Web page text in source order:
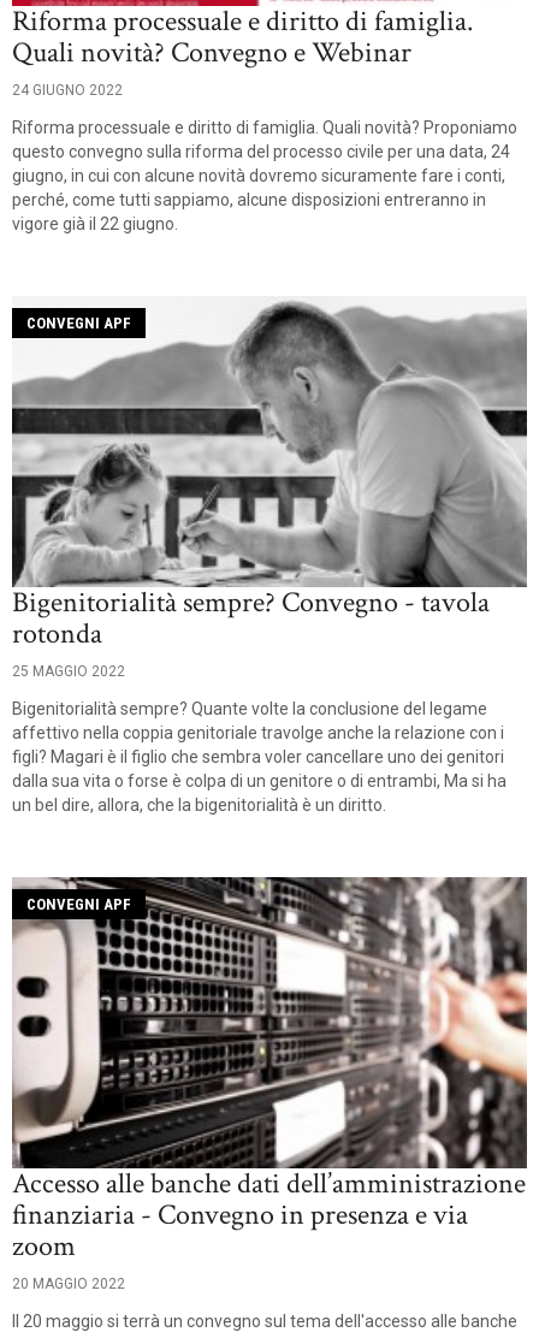
Riforma processuale e diritto di famiglia.
Quali novità? Convegno e Webinar
24 GIUGNO 2022
Riforma processuale e diritto di famiglia. Quali novità? Proponiamo
questo convegno sulla riforma del processo civile per una data, 24
giugno, in cui con alcune novità dovremo sicuramente fare i conti,
perché, come tutti sappiamo, alcune disposizioni entreranno in
vigore già il 22 giugno.
CONVEGNI APF
Bigenitorialità sempre? Convegno - tavola
rotonda
25 MAGGIO 2022
Bigenitorialità sempre? Quante volte la conclusione del legame
affettivo nella coppia genitoriale travolge anche la relazione con i
figli? Magari è il figlio che sembra voler cancellare uno dei genitori
dalla sua vita o forse è colpa di un genitore o di entrambi, Ma si ha
un bel dire, allora, che la bigenitorialità è un diritto.
CONVEGNI APF
Accesso alle banche dati dell’amministrazione
finanziaria - Convegno in presenza e via
zoom
20 MAGGIO 2022
Il 20 maggio si terrà un convegno sul tema dell'accesso alle banche